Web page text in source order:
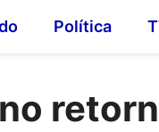
Política